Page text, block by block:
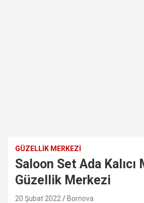
GÜZELLIK MERKEZI
Saloon Set Ada Kalıcı
Güzellik Merkezi
20 Şubat 2022 Bornova